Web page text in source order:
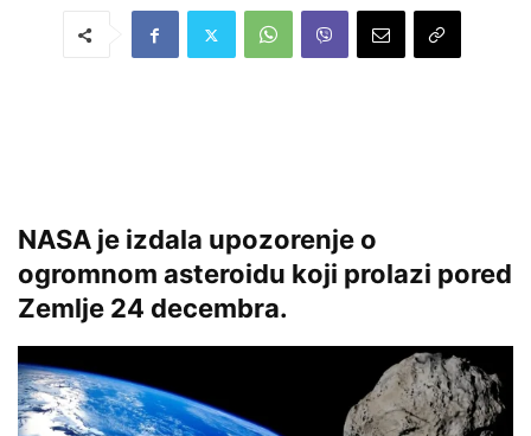
NASA je izdala upozorenje o
ogromnom asteroidu koji prolazi pored
Zemlje 24 decembra.